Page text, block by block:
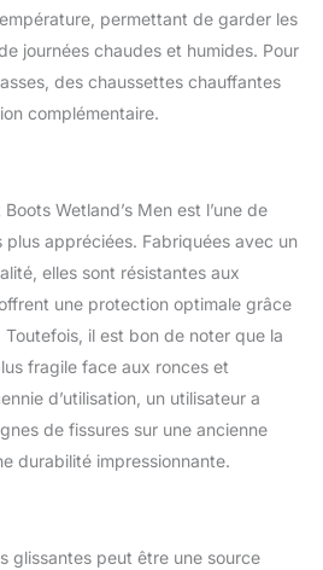
permettant de garder les
journées chaudes et humides. Pour
des chaussettes chauffantes
complémentaire.
Wetland’s Men est l’une de
plus appréciées. Fabriquées avec un
elles sont résistantes aux
une protection optimale grâce
il est bon de noter que la
fragile face aux ronces et
d’utilisation, un utilisateur a
de fissures sur une ancienne
durabilité impressionnante.
glissantes peut être une source